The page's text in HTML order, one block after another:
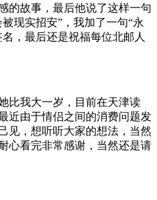
的故事，最后他说了这样一句
现实招安”，我加了一句“永
，最后还是祝福每位北邮人
比我大一岁，目前在天津读
近由于情侣之间的消费问题发
见，想听听大家的想法，当然
心看完非常感谢，当然还是请